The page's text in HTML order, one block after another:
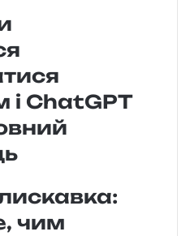
і ChatGPT
чим